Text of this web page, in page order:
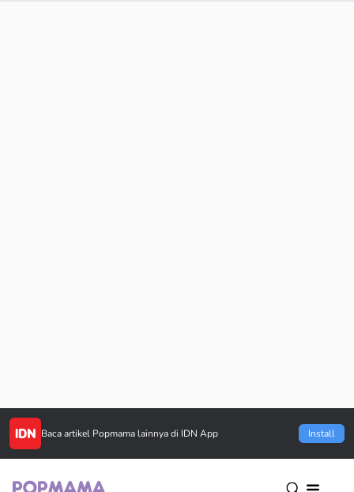
Baca artikel Popmama lainnya di IDN App Install